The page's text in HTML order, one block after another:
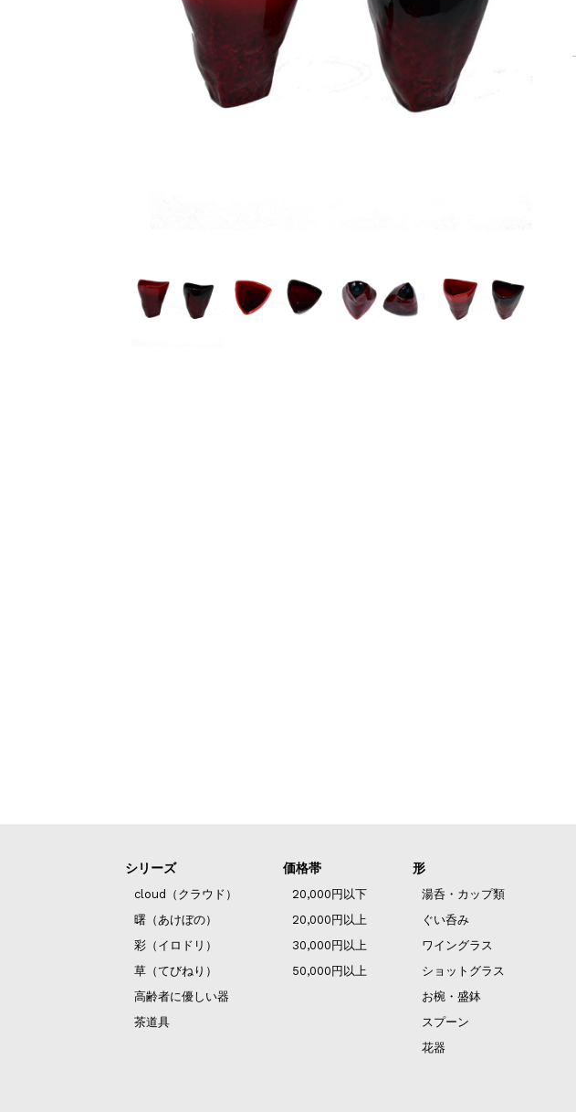
シリーズ
cloud（クラウド）
曙（あけぼの）
彩（イロドリ）
草（てびねり）
高齢者に優しい器
茶道具
価格帯
20,000円以下
20,000円以上
30,000円以上
50,000円以上
形
湯呑・カップ類
ぐい呑み
ワイングラス
ショットグラス
お椀・盛鉢
スプーン
花器